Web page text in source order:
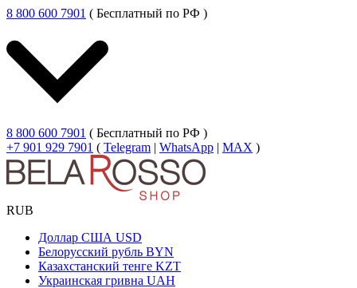
8 800 600 7901 ( Бесплатный по РФ )
8 800 600 7901 ( Бесплатный по РФ )
+7 901 929 7901 ( Telegram | WhatsApp | MAX )
RUB
Доллар США USD
Белорусский рубль BYN
Казахстанский тенге KZT
Украинская гривна UAH